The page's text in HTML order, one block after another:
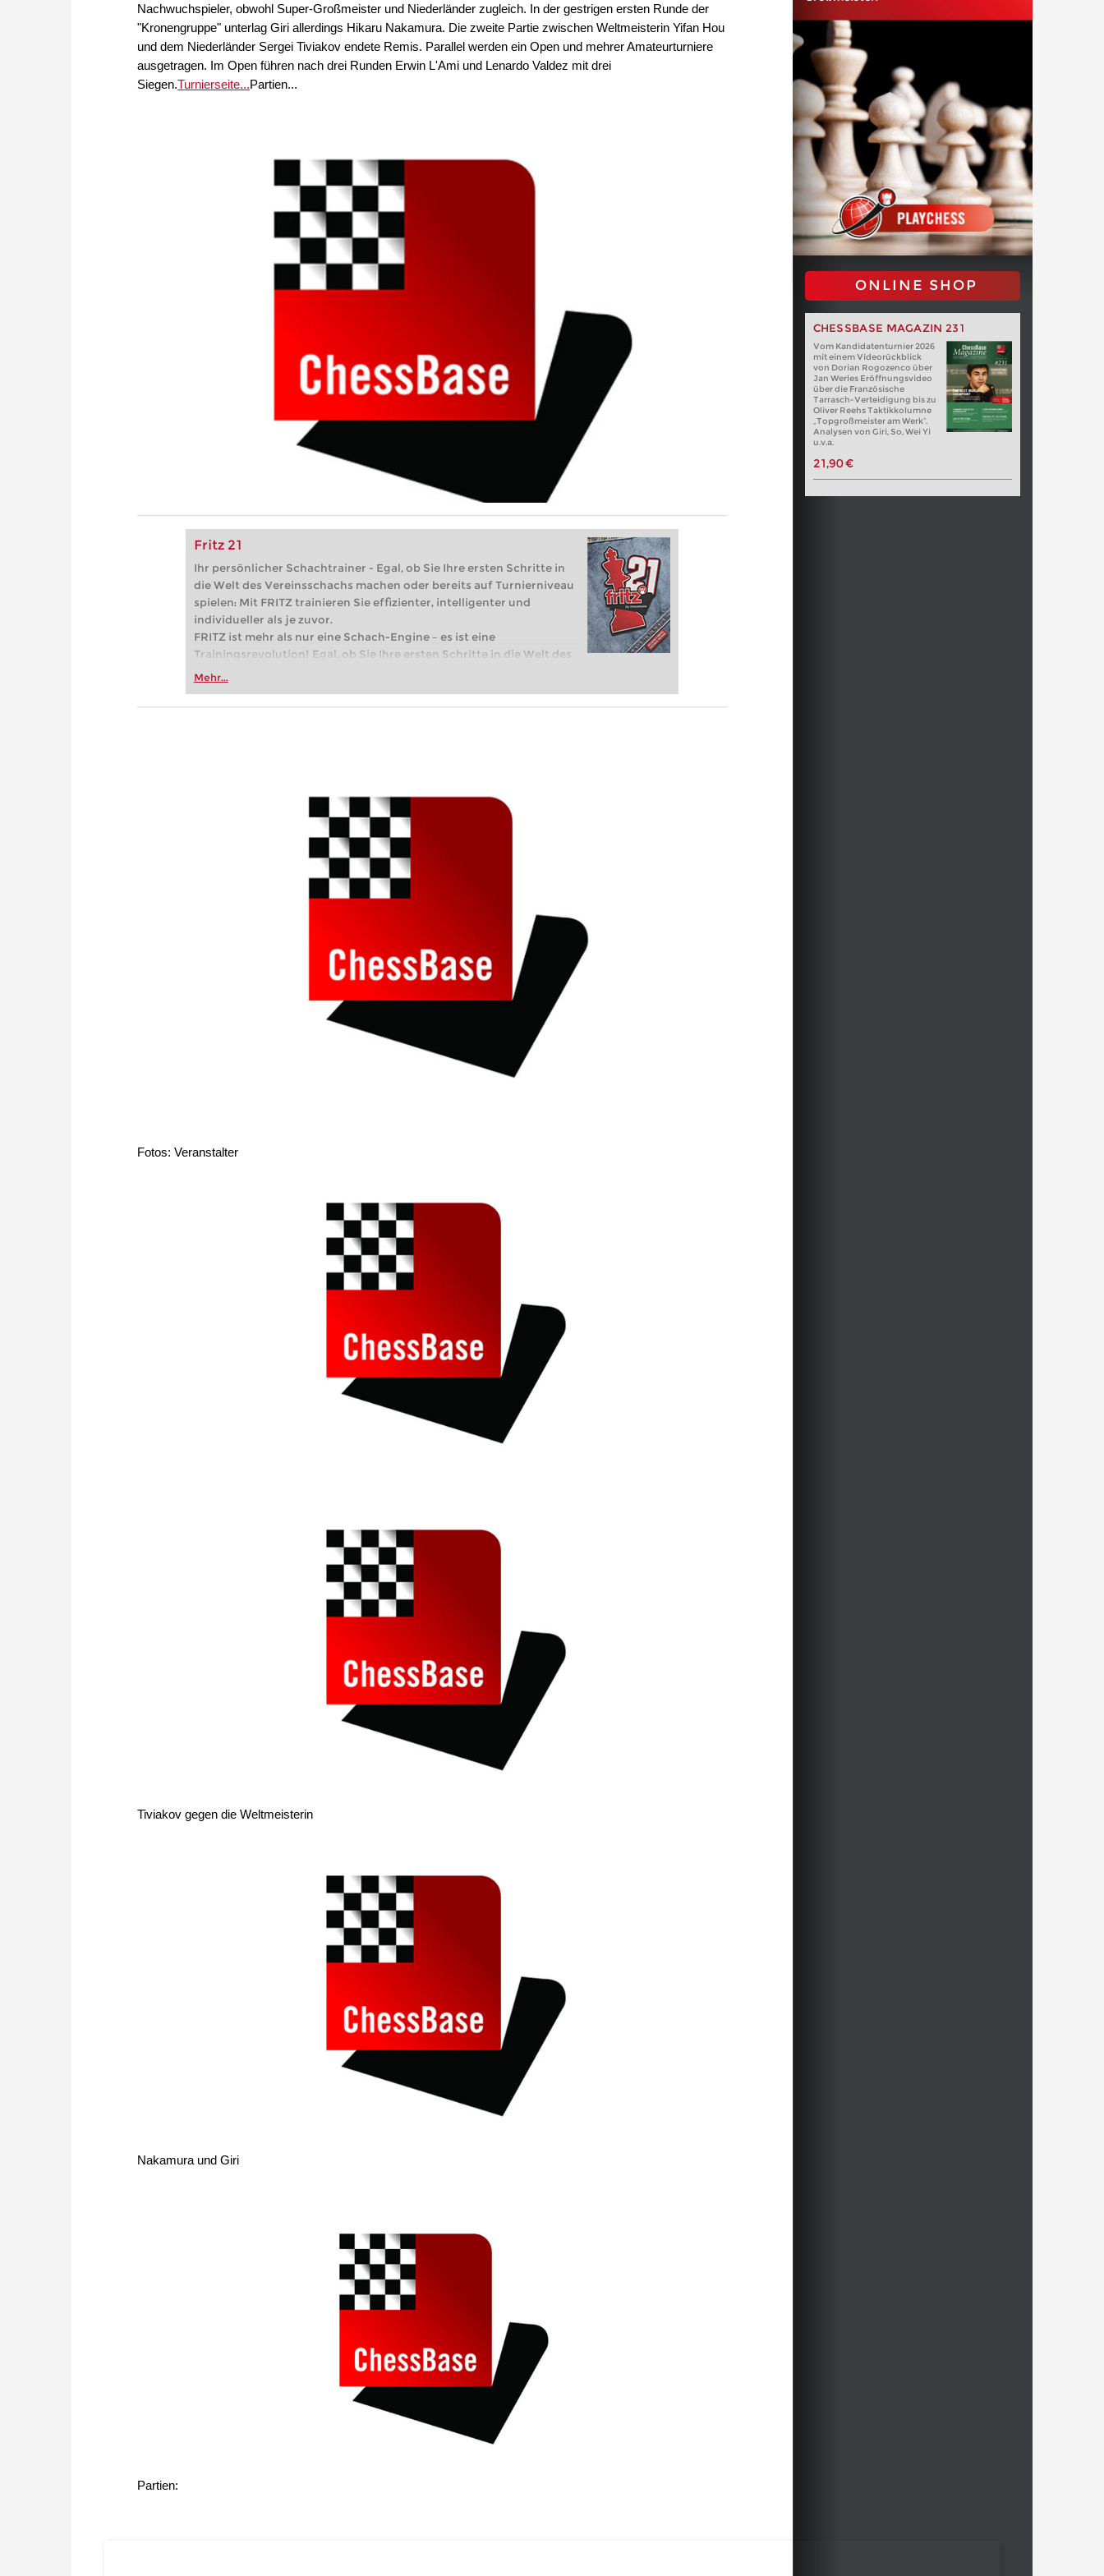
Nachwuchspieler, obwohl Super-Großmeister und Niederländer zugleich. In der gestrigen ersten Runde der
"Kronengruppe" unterlag Giri allerdings Hikaru Nakamura. Die zweite Partie zwischen Weltmeisterin Yifan Hou
und dem Niederländer Sergei Tiviakov endete Remis. Parallel werden ein Open und mehrer Amateurturniere
ausgetragen. Im Open führen nach drei Runden Erwin L'Ami und Lenardo Valdez mit drei
Siegen.Turnierseite...Partien...
Fritz 21
Ihr persönlicher Schachtrainer - Egal, ob Sie Ihre ersten Schritte in
die Welt des Vereinsschachs machen oder bereits auf Turnierniveau
spielen: Mit FRITZ trainieren Sie effizienter, intelligenter und
individueller als je zuvor.
FRITZ ist mehr als nur eine Schach-Engine – es ist eine
Trainingsrevolution! Egal, ob Sie Ihre ersten Schritte in die Welt des
Vereinsschachs machen oder bereits auf Turnierniveau spielen: Mit
zuvor.
Mehr...
ONLINE SHOP
CHESSBASE MAGAZIN 231
Vom Kandidatenturnier 2026
mit einem Videorückblick
von Dorian Rogozenco über
Jan Werles Eröffnungsvideo
über die Französische
Tarrasch-Verteidigung bis zu
Oliver Reehs Taktikkolumne
„Topgroßmeister am Werk“.
Analysen von Giri, So, Wei Yi
u.v.a.
21,90 €
Fotos: Veranstalter
Tiviakov gegen die Weltmeisterin
Nakamura und Giri
Partien: